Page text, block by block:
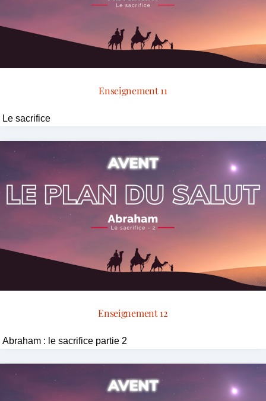
Enseignement 11
Le sacrifice
Enseignement 12
Abraham : le sacrifice partie 2